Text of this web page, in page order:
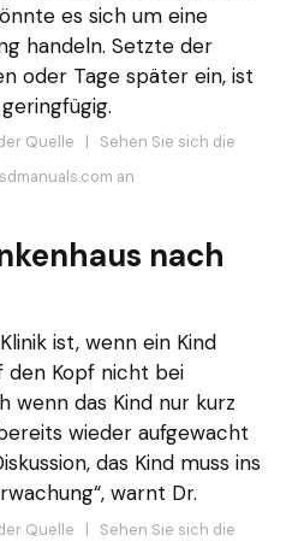
es sich um eine
handeln. Setzte der
oder Tage später ein, ist
Quelle | Sehen Sie sich die
an
nach
ist, wenn ein Kind
den Kopf nicht bei
wenn das Kind nur kurz
wieder aufgewacht
das Kind muss ins
warnt Dr.
Quelle | Sehen Sie sich die